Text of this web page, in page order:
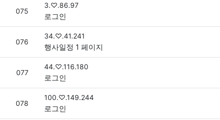
번호
075
접속자
3.♡.86.97
로그인
번호
076
접속자
34.♡.41.241
행사일정 1 페이지
번호
077
접속자
44.♡.116.180
로그인
번호
078
접속자
100.♡.149.244
로그인